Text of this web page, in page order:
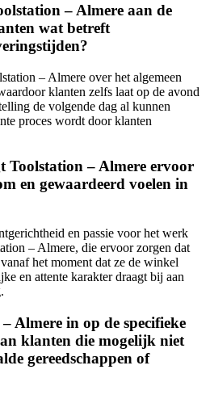
– Almere aan de
wat betreft
– Almere over het algemeen
klanten zelfs laat op de avond
de volgende dag al kunnen
proces wordt door klanten
Toolstation – Almere ervoor
en gewaardeerd voelen in
en passie voor het werk
– Almere, die ervoor zorgen dat
het moment dat ze de winkel
en attente karakter draagt bij aan
Almere in op de specifieke
klanten die mogelijk niet
gereedschappen of